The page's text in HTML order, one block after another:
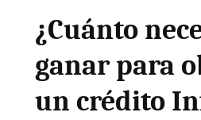
¿Cuánto
ganar para
un crédito